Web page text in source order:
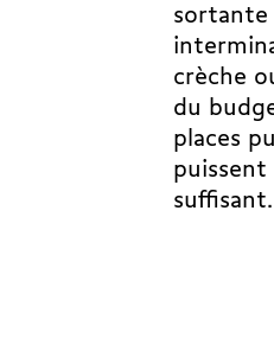
sortante
crèche
du
places
puissent
suffisant.